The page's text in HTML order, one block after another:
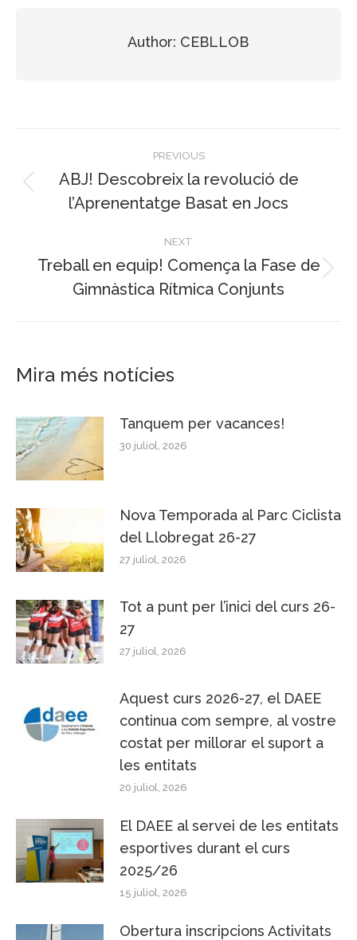
Author: CEBLLOB
navigation
PREVIOUS
post:
ABJ! Descobreix la revolució de
l’Aprenentatge Basat en Jocs
NEXT
post:
Treball en equip! Comença la Fase de
Gimnàstica Rítmica Conjunts
Mira més notícies
Tanquem per vacances!
30 juliol, 2026
Nova Temporada al Parc Ciclista
del Llobregat 26-27
27 juliol, 2026
Tot a punt per l’inici del curs 26-
27
27 juliol, 2026
Aquest curs 2026-27, el DAEE
continua com sempre, al vostre
costat per millorar el suport a
les entitats
20 juliol, 2026
El DAEE al servei de les entitats
esportives durant el curs
2025/26
15 juliol, 2026
Obertura inscripcions Activitats